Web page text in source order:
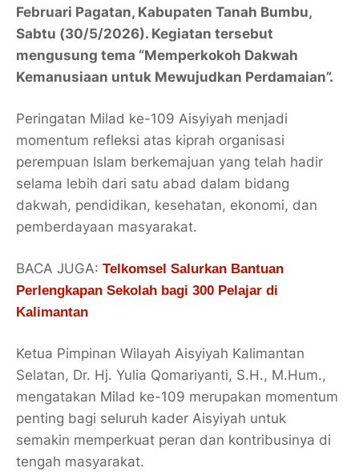
Februari Pagatan, Kabupaten Tanah Bumbu,
Sabtu (30/5/2026). Kegiatan tersebut
mengusung tema “Memperkokoh Dakwah
Kemanusiaan untuk Mewujudkan Perdamaian”.
Peringatan Milad ke-109 Aisyiyah menjadi
momentum refleksi atas kiprah organisasi
perempuan Islam berkemajuan yang telah hadir
selama lebih dari satu abad dalam bidang
dakwah, pendidikan, kesehatan, ekonomi, dan
pemberdayaan masyarakat.
BACA JUGA: Telkomsel Salurkan Bantuan
Perlengkapan Sekolah bagi 300 Pelajar di
Kalimantan
Ketua Pimpinan Wilayah Aisyiyah Kalimantan
Selatan, Dr. Hj. Yulia Qomariyanti, S.H., M.Hum.,
mengatakan Milad ke-109 merupakan momentum
penting bagi seluruh kader Aisyiyah untuk
semakin memperkuat peran dan kontribusinya di
tengah masyarakat.